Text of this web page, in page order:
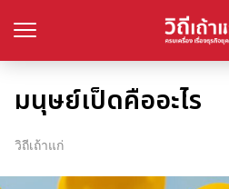
มนุษย์เป็ดคืออะไร
วิถีเถ้าแก่